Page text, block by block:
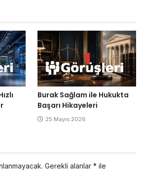
Burak Sağlam ile Hukukta
Başarı Hikayeleri
25 Mayıs 2026
Gerekli alanlar * ile